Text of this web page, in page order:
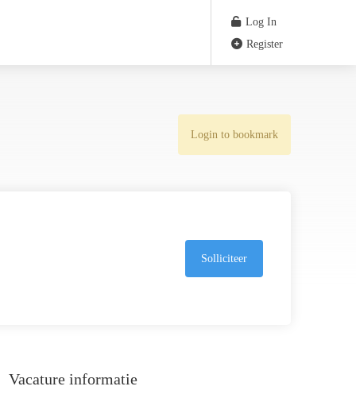
Log In
Register
Login to bookmark
Solliciteer
Vacature informatie